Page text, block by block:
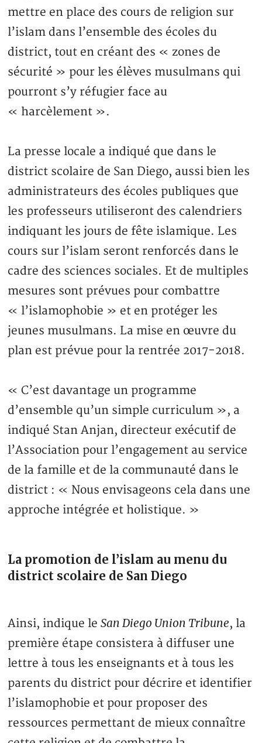
mettre en place des cours de religion sur
l’islam dans l’ensemble des écoles du
district, tout en créant des « zones de
sécurité » pour les élèves musulmans qui
pourront s’y réfugier face au
« harcèlement ».
La presse locale a indiqué que dans le
district scolaire de San Diego, aussi bien les
administrateurs des écoles publiques que
les professeurs utiliseront des calendriers
indiquant les jours de fête islamique. Les
cours sur l’islam seront renforcés dans le
cadre des sciences sociales. Et de multiples
mesures sont prévues pour combattre
« l’islamophobie » et en protéger les
jeunes musulmans. La mise en œuvre du
plan est prévue pour la rentrée 2017-2018.
« C’est davantage un programme
d’ensemble qu’un simple curriculum », a
indiqué Stan Anjan, directeur exécutif de
l’Association pour l’engagement au service
de la famille et de la communauté dans le
district : « Nous envisageons cela dans une
approche intégrée et holistique. »
La promotion de l’islam au menu du
district scolaire de San Diego
Ainsi, indique leSan Diego Union Tribune, la
première étape consistera à diffuser une
lettre à tous les enseignants et à tous les
parents du district pour décrire et identifier
l’islamophobie et pour proposer des
ressources permettant de mieux connaître